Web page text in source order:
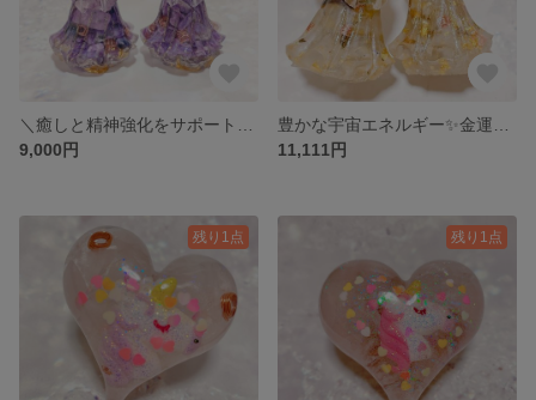
9,000円
11,111円
残り1点 残り1点